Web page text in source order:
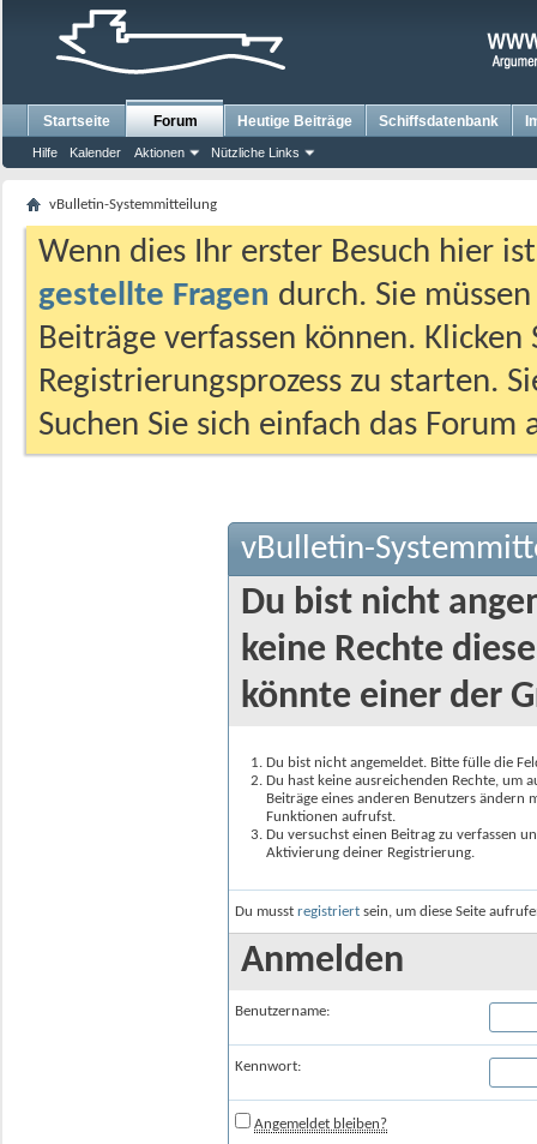
Startseite Forum
Hilfe Kalender Aktionen Nützliche Links
Heutige Beiträge Schiffsdatenbank
vBulletin-Systemmitteilung
Wenn dies Ihr erster Besuch hier
gestellte Fragen durch. Sie
Beiträge verfassen können.
Registrierungsprozess zu starten.
Suchen Sie sich einfach das
vBulletin-
Du bist nicht
keine Rechte
könnte einer der
Du bist nicht angemeldet. Bitte fülle die
Du hast keine ausreichenden Rechte, um
Beiträge eines anderen Benutzers
Funktionen aufrufst.
Du versuchst einen Beitrag zu verfassen
Aktivierung deiner Registrierung.
Du musst registriert sein, um diese Seite
Anmelden
Benutzername:
Kennwort:
Angemeldet bleiben?